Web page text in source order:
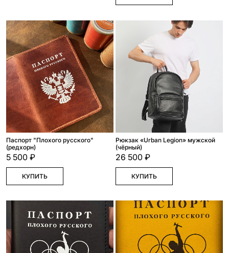
Паспорт "Плохого русского"
(редхорн)
5 500 ₽
КУПИТЬ
Рюкзак «Urban Legion» мужской
(чёрный)
26 500 ₽
КУПИТЬ